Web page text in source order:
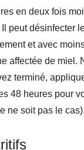
en deux fois
peut désinfecter
et avec
affectée de miel.
terminé,
48 heures pour
ne soit pas le cas).